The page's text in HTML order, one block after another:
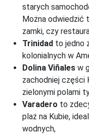
starych
Można odwiedzić
zamki, czy
Trinidad to jedno
kolonialnych w
Dolina Viñales w
zachodniej części
zielonymi polami
Varadero to
plaż na Kubie,
wodnych,